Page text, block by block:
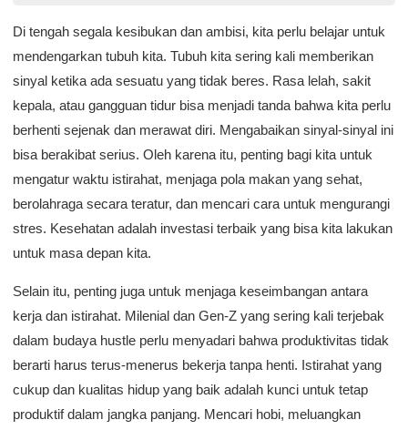
Di tengah segala kesibukan dan ambisi, kita perlu belajar untuk
mendengarkan tubuh kita. Tubuh kita sering kali memberikan
sinyal ketika ada sesuatu yang tidak beres. Rasa lelah, sakit
kepala, atau gangguan tidur bisa menjadi tanda bahwa kita perlu
berhenti sejenak dan merawat diri. Mengabaikan sinyal-sinyal ini
bisa berakibat serius. Oleh karena itu, penting bagi kita untuk
mengatur waktu istirahat, menjaga pola makan yang sehat,
berolahraga secara teratur, dan mencari cara untuk mengurangi
stres. Kesehatan adalah investasi terbaik yang bisa kita lakukan
untuk masa depan kita.
Selain itu, penting juga untuk menjaga keseimbangan antara
kerja dan istirahat. Milenial dan Gen-Z yang sering kali terjebak
dalam budaya hustle perlu menyadari bahwa produktivitas tidak
berarti harus terus-menerus bekerja tanpa henti. Istirahat yang
cukup dan kualitas hidup yang baik adalah kunci untuk tetap
produktif dalam jangka panjang. Mencari hobi, meluangkan